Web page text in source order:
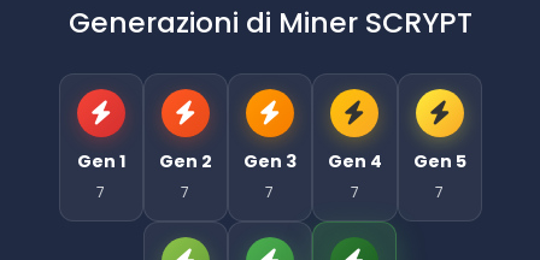
Generazioni di Miner SCRYPT
Gen 1
7
Gen 2
7
Gen 3
7
Gen 4
7
Gen 5
7